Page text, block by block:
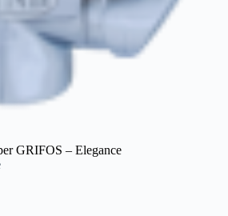
GRIFOS – Elegance